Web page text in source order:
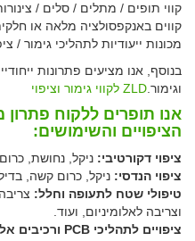
קווי תופים / מתלים / סלים /
קווים באנקפסולציה מלאה או
מכונות ייעודיות לתהליכי גימור /
בנוסף, אנו מציעים פתרונות
וגימור. ZLD לקווי גימור וציפוי
אנו תופרים ללקוח פתרון
הציפויים והשימושים:
ציפוי דקורטיבי: ניקל, נחושת,
ציפוי הנדסי: ניקל, כרום קשה,
טיפולי שטח לתעופה וחלל:
וצריבה לאלומיניום, ועוד.
ציפויים לתהליכי PCB ורכיבים אלקטרוניים: